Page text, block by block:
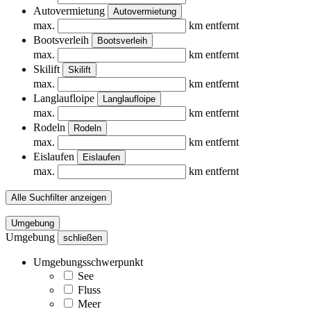
Autovermietung
Autovermietung
max.
km entfernt
Bootsverleih
Bootsverleih
max.
km entfernt
Skilift
Skilift
max.
km entfernt
Langlaufloipe
Langlaufloipe
max.
km entfernt
Rodeln
Rodeln
max.
km entfernt
Eislaufen
Eislaufen
max. km entfernt
Alle Suchfilter anzeigen
Umgebung
Umgebung schließen
Umgebungsschwerpunkt
See
Fluss
Meer